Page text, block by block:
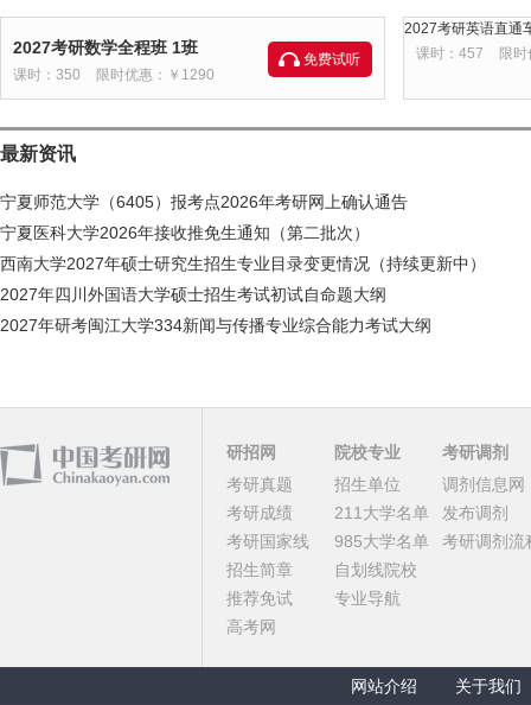
2027考研数学全程班 1班
课时：350 限时优惠：￥1290
免费试听
2027考研英语直通
课时：457
限
最新资讯
宁夏师范大学（6405）报考点2026年考研网上确认通告
宁夏医科大学2026年接收推免生通知（第二批次）
西南大学2027年硕士研究生招生专业目录变更情况（持续更新中）
2027年四川外国语大学硕士招生考试初试自命题大纲
2027年研考闽江大学334新闻与传播专业综合能力考试大纲
研招网
考研真题
考研成绩
考研国家线
招生简章
推荐免试
高考网
院校专业
招生单位
211大学名单
985大学名单
自划线院校
专业导航
考研调剂
调剂信息网
发布调剂
考研调剂流
网站介绍 关于我们